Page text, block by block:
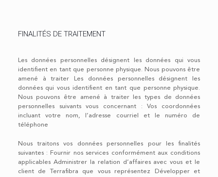
FINALITÉS DE TRAITEMENT
Les données personnelles désignent les données qui vous
identifient en tant que personne physique. Nous pouvons être
amené à traiter Les données personnelles désignent les
données qui vous identifient en tant que personne physique.
Nous pouvons être amené à traiter les types de données
personnelles suivants vous concernant : Vos coordonnées
incluant votre nom, l’adresse courriel et le numéro de
téléphone
Nous traitons vos données personnelles pour les finalités
suivantes : Fournir nos services conformément aux conditions
applicables Administrer la relation d’affaires avec vous et le
client de Terrafibra que vous représentez Développer et